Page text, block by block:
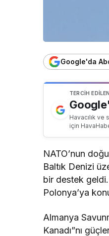
Google'da
TERCIH
Havacılık
için
NATO’nun
Baltık Denizi
bir destek
Polonya’ya
Almanya
Kanadı”nı